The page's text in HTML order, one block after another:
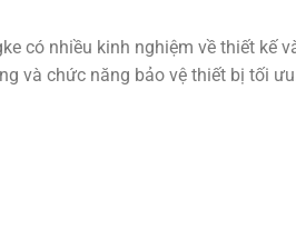
có nhiều kinh nghiệm về thiết kế
và chức năng bảo vệ thiết bị tối